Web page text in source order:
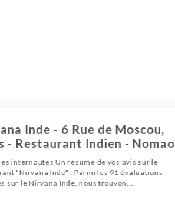
Inde - 6 Rue de Moscou,
- Restaurant Indien - Nomao
internautes Un résumé de vos avis sur le
"Nirvana Inde" : Parmi les 91 évaluations
sur le Nirvana Inde, nous trouvon...